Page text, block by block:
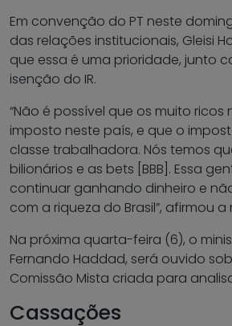
Em convenção do PT neste
das relações institucionais, Gleisi
que essa é uma prioridade, junto
isenção do IR.
“Não é possível que os muito
imposto neste país, e que o
classe trabalhadora. Nós temos
bilionários e as bets [BBB]. Essa
continuar ganhando dinheiro e
com a riqueza do Brasil”, afirmou a
Na próxima quarta-feira (6), o
Fernando Haddad, será ouvido
Comissão Mista criada para
Cassações